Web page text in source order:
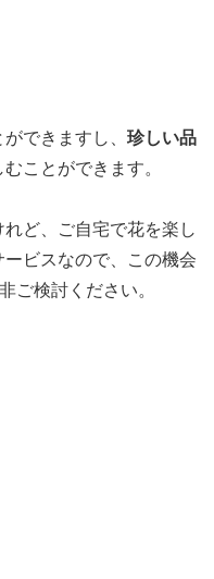
できますし、 珍しい品
ことができます。
ど、ご自宅で花を楽し
ビスなので、この機会
ご検討ください。